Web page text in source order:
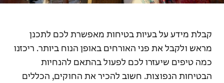
קבלת מידע על בעיות בטיחות מאפשרת לכם לתכנן
מראש ולקבל את פני האורחים באופן הנוח ביותר. ריכזנו
כמה טיפים שיעזרו לכם לפעול בהתאם להנחיות
הבטיחות הנפוצות. חשוב להכיר את החוקים, הכללים